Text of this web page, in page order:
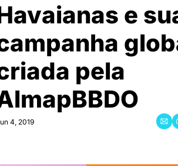
e
pela
4, 2019